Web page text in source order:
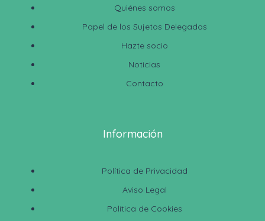
Quiénes somos
Papel de los Sujetos Delegados
Hazte socio
Noticias
Contacto
Información
Política de Privacidad
Aviso Legal
Política de Cookies